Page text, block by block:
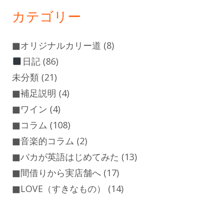
バ
ー
カテゴリー
■オリジナルカリー道 (8)
日記(86)
未分類 (21)
■補足説明 (4)
■ワイン (4)
■コラム (108)
■音楽的コラム (2)
■バカが英語はじめてみた (13)
■間借りから実店舗へ (17)
■LOVE（すきなもの）
(14)